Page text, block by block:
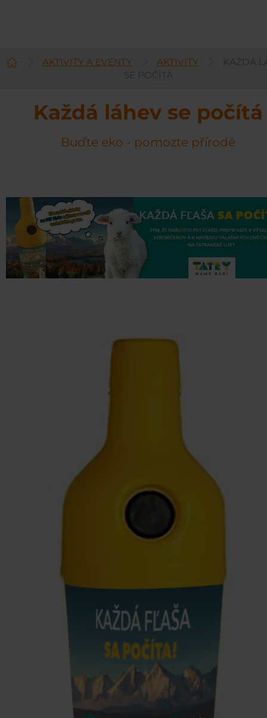
AKTIVITY A EVENTY AKTIVITY
KAŽDÁ
SE POČÍTÁ
Každá láhev se počítá
Buďte eko - pomozte přírodě